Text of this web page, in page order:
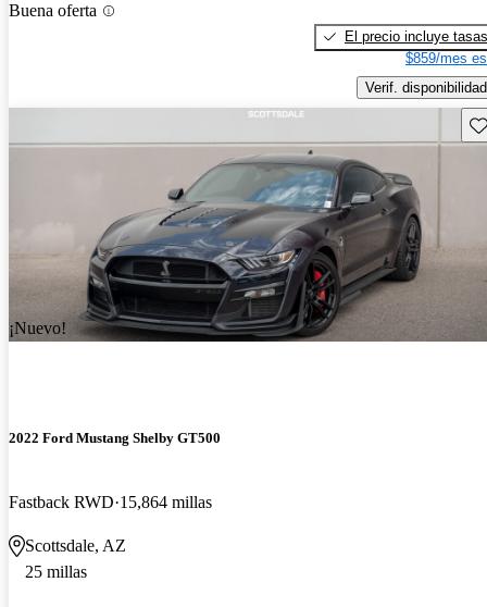
Buena oferta
El precio incluye tasas
$859/mes
Verif. disponibilidad
¡Nuevo!
2022 Ford Mustang Shelby GT500
Fastback RWD 15,864 millas
Scottsdale, AZ
25 millas